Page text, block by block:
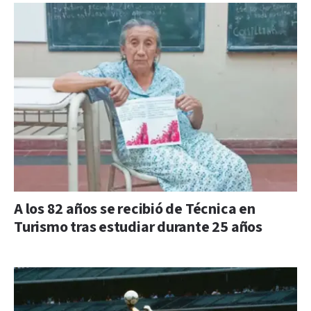
A los 82 años se recibió de Técnica en
Turismo tras estudiar durante 25 años